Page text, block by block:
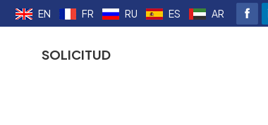
EN FR RU ES AR
SOLICITUD